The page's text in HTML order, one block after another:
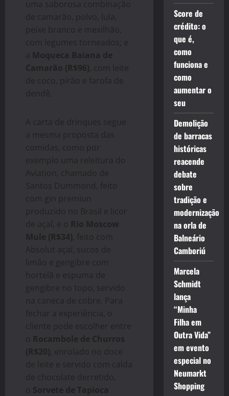
uma saborosa combinação
de camarão, polvo, lula,
peixe branco e mexilhão,
com legumes torneados; e
a Moqueca Baiana de
Camarão (R$96) , com leite
de coco, pirão e farofa de
dendê.
A carta de drinques segue
a mesma proposta das
comidas, como por
exemplo uma releitura do
Aviation, chamado de
Santos Dummond, feito
com gin premiun
produzido no Brasil e licor
de açaí, e o Rio Moscow
Mule (R$34) , feito com
Absolut açaí, sucos de
limão e gengibre com
hortelã e espuma de
gengibre no topo, servido
na caneca de cobre. Para
fechar a experiência, o
cliente pode escolher entre
o Rocambole de Churros
(R$20) , enrolado no doce
de leite e servido com calda
de chocolate derretido,
o Sorvete de Tapioca
Score de
crédito: o
que é,
como
funciona e
como
aumentar o
seu
Demolição
de barracas
históricas
reacende
debate
sobre
tradição e
modernização
na orla de
Balneário
Camboriú
Marcela
Schmidt
lança
“Minha
Filha em
Outra Vida”
em evento
especial no
Neumarkt
Shopping